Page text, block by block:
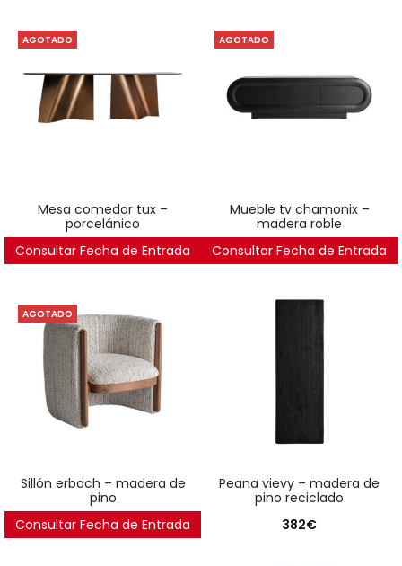
AGOTADO
mesa comedor tux –
porcelánico
2.169€
Consultar Fecha de Entrada
AGOTADO
mueble tv chamonix –
madera roble
1.727€
Consultar Fecha de Entrada
AGOTADO
sillón erbach – madera de
pino
944€
Consultar Fecha de Entrada
peana vievy – madera de
pino reciclado
382€